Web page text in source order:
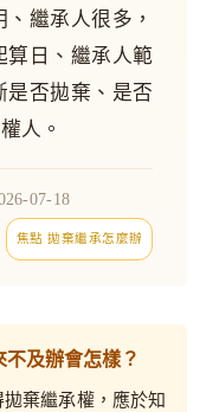
繼承人很多，
算日、繼承人範
是否拋棄、是否
人。
07-18
焦點 拋棄繼承怎麼辦
及辦會怎樣？
棄繼承權，應於知